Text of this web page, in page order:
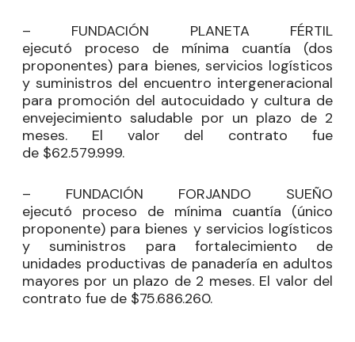
– FUNDACIÓN PLANETA FÉRTIL
ejecutó proceso de mínima cuantía (dos
proponentes) para bienes, servicios logísticos
y suministros del encuentro intergeneracional
para promoción del autocuidado y cultura de
envejecimiento saludable por un plazo de 2
meses. El valor del contrato fue
de $62.579.999.
– FUNDACIÓN FORJANDO SUEÑO
ejecutó proceso de mínima cuantía (único
proponente) para bienes y servicios logísticos
y suministros para fortalecimiento de
unidades productivas de panadería en adultos
mayores por un plazo de 2 meses. El valor del
contrato fue de $75.686.260.